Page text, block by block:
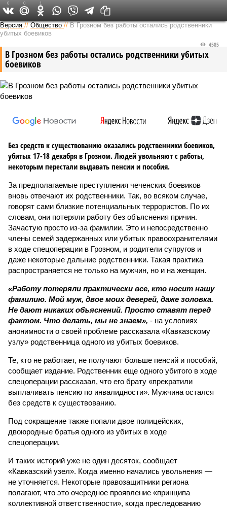
Версия на Кавказе
Версия //Общество //В Грозном без работы остались родственники
убитых боевиков
В Грозном без работы остались родственники убитых
боевиков
4585
Без средств к существованию оказались родственники боевиков,
убитых 17-18 декабря в Грозном. Людей увольняют с работы,
некоторым перестали выдавать пенсии и пособия.
За предполагаемые преступления чеченских боевиков
вновь отвечают их родственники. Так, во всяком случае,
говорят сами близкие потенциальных террористов. По их
словам, они потеряли работу без объяснения причин.
Зачастую просто из-за фамилии. Это и непосредственно
члены семей задержанных или убитых правоохранителями
в ходе спецоперации в Грозном, и родители супругов и
даже некоторые дальние родственники. Такая практика
распространяется не только на мужчин, но и на женщин.
«Работу потеряли практически все, кто носит нашу
фамилию. Мой муж, двое моих деверей, даже золовка.
Не дают никаких объяснений. Просто ставят перед
фактом. Что делать, мы не знаем», - на условиях
анонимности о своей проблеме рассказала «Кавказскому
узлу» родственница одного из убитых боевиков.
Те, кто не работает, не получают больше пенсий и пособий,
сообщает издание. Родственник еще одного убитого в ходе
спецоперации рассказал, что его брату «прекратили
выплачивать пенсию по инвалидности». Мужчина остался
без средств к существованию.
Под сокращение также попали двое полицейских,
двоюродные братья одного из убитых в ходе
спецоперации.
И таких историй уже не один десяток, сообщает
«Кавказский узел». Когда именно начались увольнения —
не уточняется. Некоторые правозащитники региона
полагают, что это очередное проявление «принципа
коллективной ответственности», когда преследованию
0 0 1